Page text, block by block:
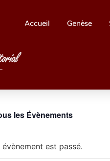
Accueil Genèse
les Évènements
évènement est passé.